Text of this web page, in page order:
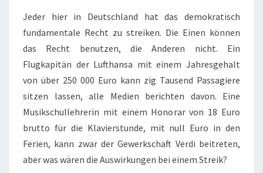
Jeder hier in Deutschland hat das demokratisch
fundamentale Recht zu streiken. Die Einen können
das Recht benutzen, die Anderen nicht. Ein
Flugkapitän der Lufthansa mit einem Jahresgehalt
von über 250 000 Euro kann zig Tausend Passagiere
sitzen lassen, alle Medien berichten davon. Eine
Musikschullehrerin mit einem Honorar von 18 Euro
brutto für die Klavierstunde, mit null Euro in den
Ferien, kann zwar der Gewerkschaft Verdi beitreten,
aber was wären die Auswirkungen bei einem Streik?